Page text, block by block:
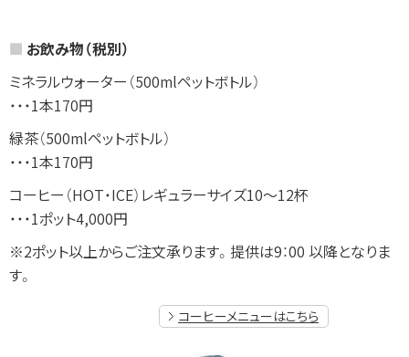
お飲み物（税別）
ミネラルウォーター（500mlペットボトル）
・・・1本170円
緑茶（500mlペットボトル）
・・・1本170円
コーヒー（HOT・ICE）レギュラーサイズ10～12杯
・・・1ポット4,000円
※2ポット以上からご注文承ります。提供は9：00 以降となりま
す。
コーヒーメニューはこちら